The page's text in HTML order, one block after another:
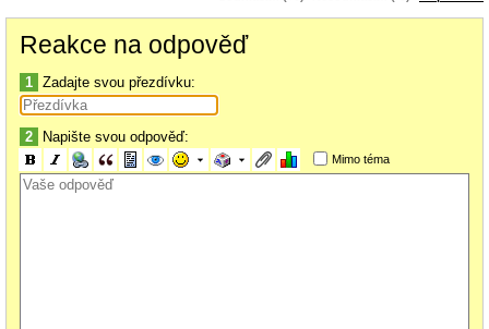
Reakce na odpověď
1 Zadajte svou přezdívku:
2 Napište svou odpověď:
Mimo téma